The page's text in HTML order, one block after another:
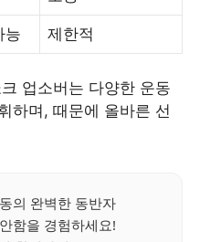
능 제한적
업소버는 다양한 운동
하며, 때문에 올바른 선
의 완벽한 동반자
함을 경험하세요!